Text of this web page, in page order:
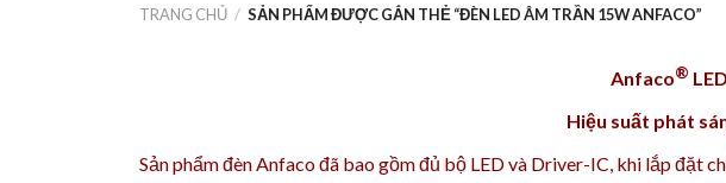
TRANG CHỦ / SẢN PHẨM ĐƯỢC GẮN THẺ “ĐÈN LED ÂM TRẦN 15W ANFACO”
Anfaco®
Hiệu suất phát
Sản phẩmđèn Anfacođã bao gồm đủ bộ LED và Driver-IC, khi lắp đặt